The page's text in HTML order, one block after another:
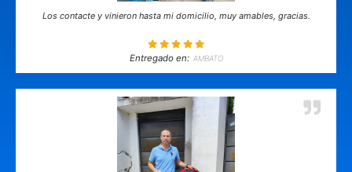
Los contacte y vinieron hasta mi domicilio, muy amables, gracias.
Entregado en: AMBATO